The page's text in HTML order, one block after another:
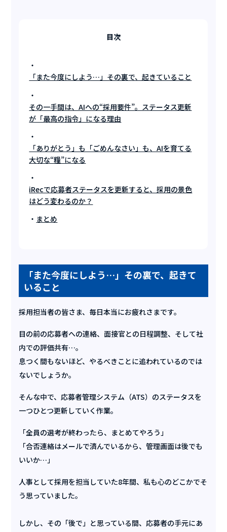
目次
「また今度にしよう…」その裏で、起きていること
その一手間は、AIへの“採用要件”。ステータス更新
が「最高の指令」になる理由
「ありがとう」も「ごめんなさい」も、AIを育てる
大切な“糧”になる
iRecで応募者ステータスを更新すると、採用の景色
はどう変わるのか？
まとめ
「また今度にしよう…」その裏で、起きて
いること
採用担当者の皆さま、毎日本当にお疲れさまです。
目の前の応募者への連絡、面接官との日程調整、そして社
内での評価共有…。
息つく間もないほど、やるべきことに追われているのでは
ないでしょうか。
そんな中で、応募者管理システム（ATS）のステータスを
一つひとつ更新していく作業。
「全員の選考が終わったら、まとめてやろう」
「合否連絡はメールで済んでいるから、管理画面は後でも
いいか…」
人事として採用を担当していた8年間、私も心のどこかでそ
う思っていました。
しかし、その「後で」と思っている間、応募者の手元にあ